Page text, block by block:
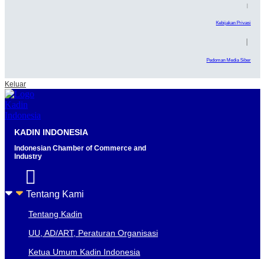
|
Kebijakan Privasi
|
Pedoman Media Siber
Keluar
KADIN INDONESIA
Indonesian Chamber of Commerce and
Industry
Tentang Kami
Tentang Kadin
UU, AD/ART, Peraturan Organisasi
Ketua Umum Kadin Indonesia